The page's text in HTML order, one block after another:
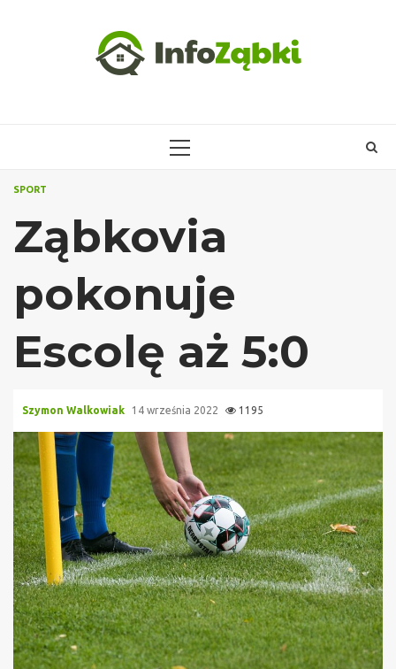
PRIMARY
SPORT
Ząbkovia
pokonuje
Escolę aż 5:0
Szymon Walkowiak 14 września 2022 1195